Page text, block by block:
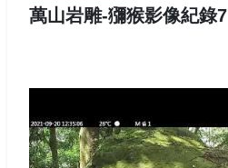
萬山岩雕-獼猴影像紀錄7